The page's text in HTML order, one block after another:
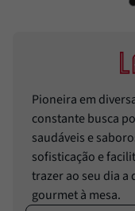
Pioneira em
constante busca
saudáveis e
sofisticação e
trazer ao seu dia a
gourmet à mesa.